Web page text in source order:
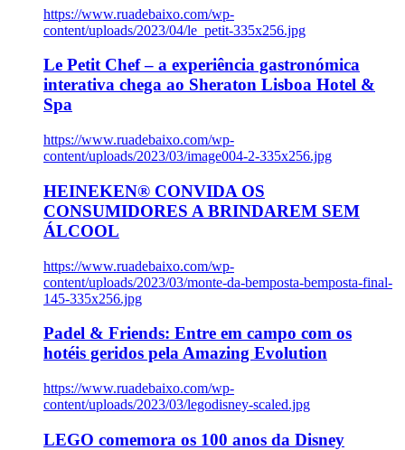
https://www.ruadebaixo.com/wp-
content/uploads/2023/04/le_petit-335x256.jpg
Le Petit Chef – a experiência gastronómica
interativa chega ao Sheraton Lisboa Hotel &
Spa
https://www.ruadebaixo.com/wp-
content/uploads/2023/03/image004-2-335x256.jpg
HEINEKEN® CONVIDA OS
CONSUMIDORES A BRINDAREM SEM
ÁLCOOL
https://www.ruadebaixo.com/wp-
content/uploads/2023/03/monte-da-bemposta-bemposta-final-
145-335x256.jpg
Padel & Friends: Entre em campo com os
hotéis geridos pela Amazing Evolution
https://www.ruadebaixo.com/wp-
content/uploads/2023/03/legodisney-scaled.jpg
LEGO comemora os 100 anos da Disney